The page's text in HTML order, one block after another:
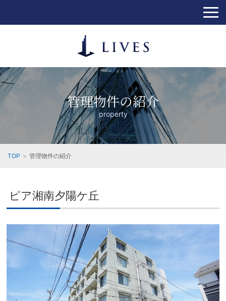
管理物件の紹介
property
TOP 管理物件の紹介
ピア湘南夕陽ケ丘